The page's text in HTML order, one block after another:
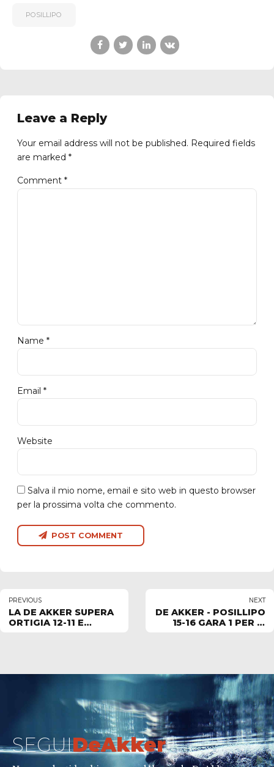
POSILLIPO
Leave a Reply
Your email address will not be published. Required fields
are marked *
Comment *
Name *
Email *
Website
Salva il mio nome, email e sito web in questo browser
per la prossima volta che commento.
POST COMMENT
PREVIOUS
LA DE AKKER SUPERA
ORTIGIA 12-11 E
POSILLIPO
NEXT
DE AKKER - POSILLIPO
15-16 GARA 1 PER IL
NAPOLI
SEGUIDeAkker